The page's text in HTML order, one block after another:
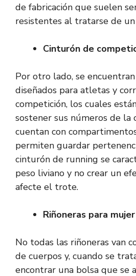
de fabricación que suelen
resistentes al tratarse de
Cinturón de
Por otro lado, se
diseñados para atletas y
competición, los cuales
sostener sus números de la
cuentan con
permiten guardar
cinturón de running se
peso liviano y no crear un
afecte el trote.
Riñoneras para mujer
No todas las riñoneras van
de cuerpos y, cuando se
encontrar una bolsa que se